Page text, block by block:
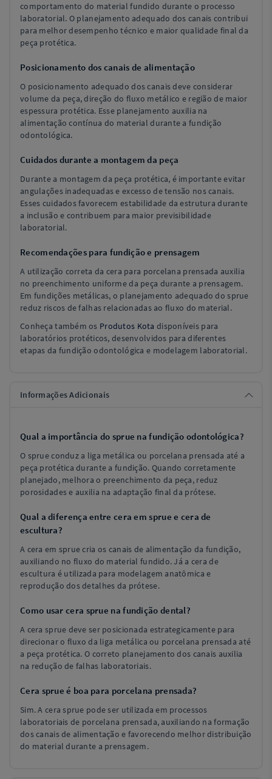
comportamento do material fundido durante o processo
laboratorial. O planejamento adequado dos canais contribui
para melhor desempenho técnico e maior qualidade final da
peça protética.
Posicionamento dos canais de alimentação
O posicionamento adequado dos canais deve considerar
volume da peça, direção do fluxo metálico e região de maior
espessura protética. Esse planejamento auxilia na
alimentação contínua do material durante a fundição
odontológica.
Cuidados durante a montagem da peça
Durante a montagem da peça protética, é importante evitar
angulações inadequadas e excesso de tensão nos canais.
Esses cuidados favorecem estabilidade da estrutura durante
a inclusão e contribuem para maior previsibilidade
laboratorial.
Recomendações para fundição e prensagem
A utilização correta da cera para porcelana prensada auxilia
no preenchimento uniforme da peça durante a prensagem.
Em fundições metálicas, o planejamento adequado do sprue
reduz riscos de falhas relacionadas ao fluxo do material.
Conheça também os Produtos Kota disponíveis para
laboratórios protéticos, desenvolvidos para diferentes
etapas da fundição odontológica e modelagem laboratorial.
Informações Adicionais
Qual a importância do sprue na fundição odontológica?
O sprue conduz a liga metálica ou porcelana prensada até a
peça protética durante a fundição. Quando corretamente
planejado, melhora o preenchimento da peça, reduz
porosidades e auxilia na adaptação final da prótese.
Qual a diferença entre cera em sprue e cera de
escultura?
A cera em sprue cria os canais de alimentação da fundição,
auxiliando no fluxo do material fundido. Já a cera de
escultura é utilizada para modelagem anatômica e
reprodução dos detalhes da prótese.
Como usar cera sprue na fundição dental?
A cera sprue deve ser posicionada estrategicamente para
direcionar o fluxo da liga metálica ou porcelana prensada até
a peça protética. O correto planejamento dos canais auxilia
na redução de falhas laboratoriais.
Cera sprue é boa para porcelana prensada?
Sim. A cera sprue pode ser utilizada em processos
laboratoriais de porcelana prensada, auxiliando na formação
dos canais de alimentação e favorecendo melhor distribuição
do material durante a prensagem.